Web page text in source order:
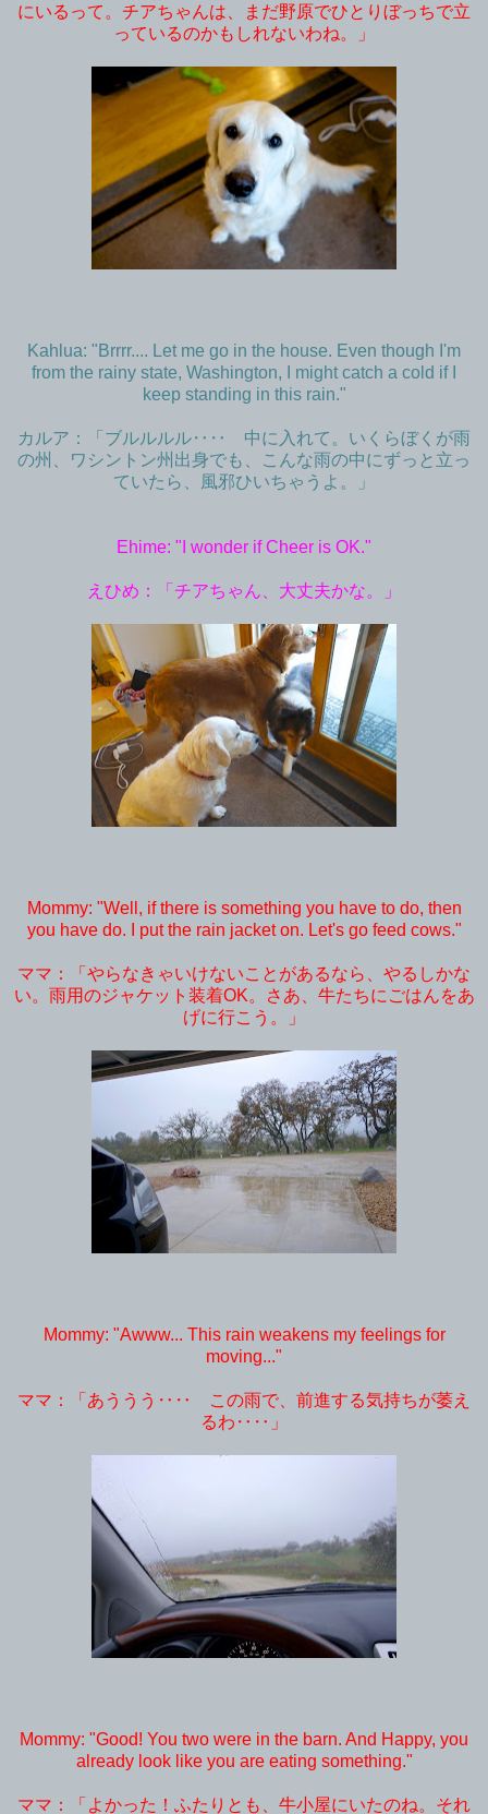
にいるって。チアちゃんは、まだ野原でひとりぼっちで立
っているのかもしれないわね。」
Kahlua: "Brrrr.... Let me go in the house. Even though I'm
from the rainy state, Washington, I might catch a cold if I
keep standing in this rain."
カルア：「ブルルルル‥‥ 中に入れて。いくらぼくが雨
の州、ワシントン州出身でも、こんな雨の中にずっと立っ
ていたら、風邪ひいちゃうよ。」
Ehime: "I wonder if Cheer is OK."
えひめ：「チアちゃん、大丈夫かな。」
Mommy: "Well, if there is something you have to do, then
you have do. I put the rain jacket on. Let's go feed cows."
ママ：「やらなきゃいけないことがあるなら、やるしかな
い。雨用のジャケット装着OK。さあ、牛たちにごはんをあ
げに行こう。」
Mommy: "Awww... This rain weakens my feelings for
moving..."
ママ：「あううう‥‥ この雨で、前進する気持ちが萎え
るわ‥‥」
Mommy: "Good! You two were in the barn. And Happy, you
already look like you are eating something."
ママ：「よかった！ふたりとも、牛小屋にいたのね。それ